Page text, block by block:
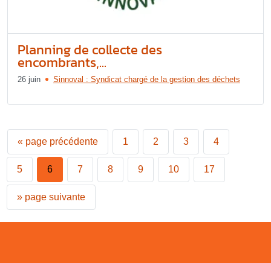
Planning de collecte des
encombrants,...
26 juin Sinnoval : Syndicat chargé de la gestion des déchets
« page précédente 1 2 3 4
5 6 7 8 9 10 17
» page suivante